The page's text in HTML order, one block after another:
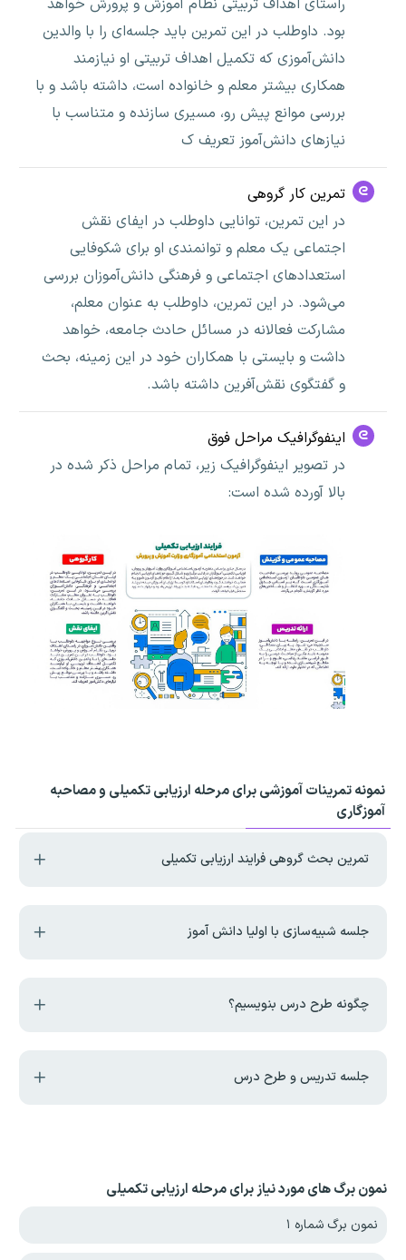
بود. داوطلب در این تمرین باید جلسه‌ای را با والدین
دانش‌آموزی که تکمیل اهداف تربیتی او نیازمند
همکاری بیشتر معلم و خانواده است، داشته باشد و با
بررسی موانع پیش رو، مسیری سازنده و متناسب با
نیازهای دانش‌آموز تعریف ک
تمرین کار گروهی
در این تمرین، توانایی داوطلب در ایفای نقش
اجتماعی یک معلم و توانمندی او برای شکوفایی
استعدادهای اجتماعی و فرهنگی دانش‌آموزان بررسی
می‌شود. در این تمرین، داوطلب به عنوان معلم،
مشارکت فعالانه در مسائل حادث جامعه، خواهد
داشت و بایستی با همکاران خود در این زمینه، بحث
و گفتگوی نقش‌آفرین داشته باشد.
اینفوگرافیک مراحل فوق
در تصویر اینفوگرافیک زیر، تمام مراحل ذکر شده در
بالا آورده شده است:
نمونه تمرینات آموزشی برای مرحله ارزیابی تکمیلی و مصاحبه
آموزگاری
تمرین بحث گروهی فرایند ارزیابی تکمیلی
جلسه شبیه‌سازی با اولیا دانش آموز
چگونه طرح درس بنویسیم؟
جلسه تدریس و طرح درس
نمون برگ های مورد نیاز برای مرحله ارزیابی تکمیلی
نمون برگ شماره ۱